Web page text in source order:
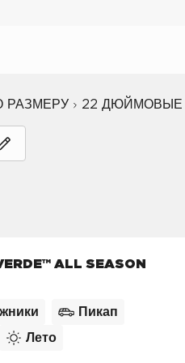
РАЗМЕРУ 22 ДЮЙМОВЫЕ
(0)
(0)
ALL SEASON
Пикап
Лето